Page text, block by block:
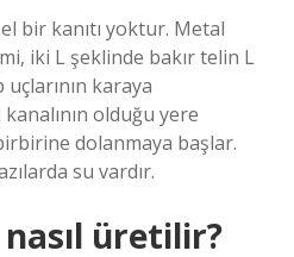
bir kanıtı yoktur. Metal
iki L şeklinde bakır telin L
uçlarının karaya
olduğu yere
dolanmaya başlar.
su vardır.
üretilir?